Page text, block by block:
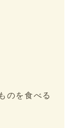
のを食べる